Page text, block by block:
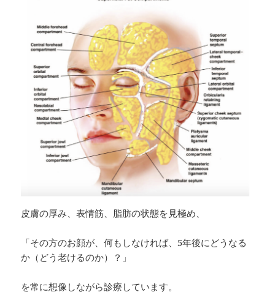
皮膚の厚み、表情筋、脂肪の状態を見極め、
「その方のお顔が、何もしなければ、5年後にどうなる
か（どう老けるのか）？」
を常に想像しながら診療しています。